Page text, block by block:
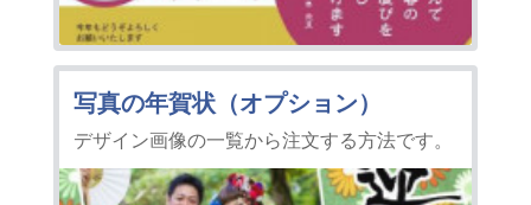
写真の年賀状（オプション）
デザイン画像の一覧から注文する方法です。